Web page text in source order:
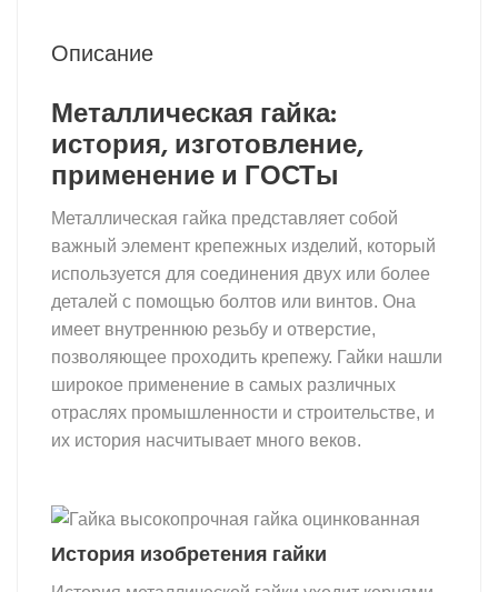
quantity
Описание
Металлическая гайка:
история, изготовление,
применение и ГОСТы
Металлическая гайка представляет собой
важный элемент крепежных изделий, который
используется для соединения двух или более
деталей с помощью болтов или винтов. Она
имеет внутреннюю резьбу и отверстие,
позволяющее проходить крепежу. Гайки нашли
широкое применение в самых различных
отраслях промышленности и строительстве, и
их история насчитывает много веков.
История изобретения гайки